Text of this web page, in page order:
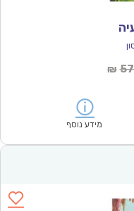
₪
מידע נוסף